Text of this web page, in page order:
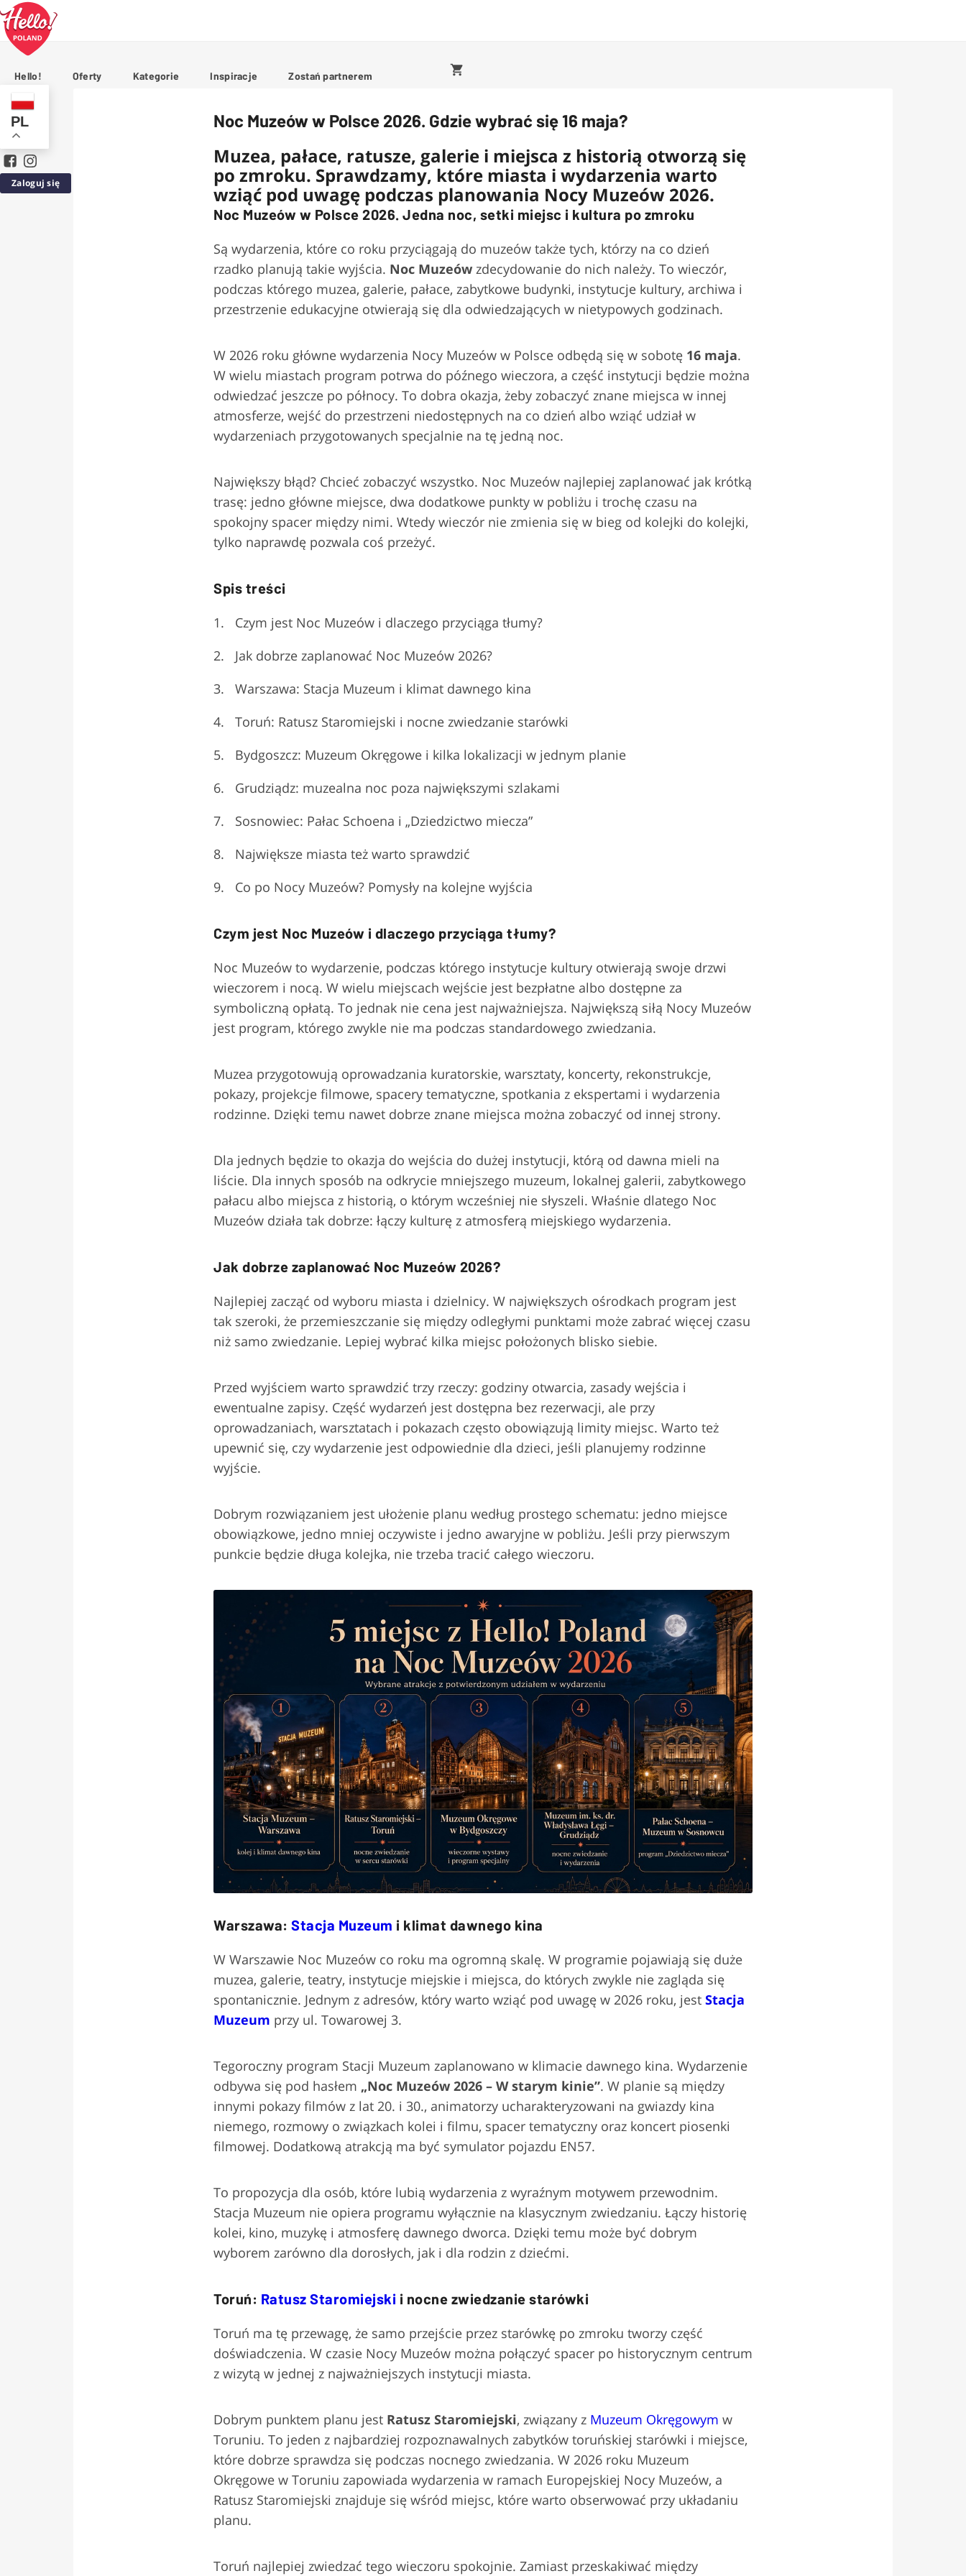
Hello! Oferty Kategorie Inspiracje Zostań partnerem
PL
Zaloguj się
Noc Muzeów w Polsce 2026. Gdzie wybrać się 16 maja?
Muzea, pałace, ratusze, galerie i miejsca z historią otworzą się
po zmroku. Sprawdzamy, które miasta i wydarzenia warto
wziąć pod uwagę podczas planowania Nocy Muzeów 2026.
Noc Muzeów w Polsce 2026. Jedna noc, setki miejsc i kultura po zmroku
Są wydarzenia, które co roku przyciągają do muzeów także tych, którzy na co dzień
rzadko planują takie wyjścia. Noc Muzeów zdecydowanie do nich należy. To wieczór,
podczas którego muzea, galerie, pałace, zabytkowe budynki, instytucje kultury, archiwa i
przestrzenie edukacyjne otwierają się dla odwiedzających w nietypowych godzinach.
W 2026 roku główne wydarzenia Nocy Muzeów w Polsce odbędą się w sobotę 16 maja.
W wielu miastach program potrwa do późnego wieczora, a część instytucji będzie można
odwiedzać jeszcze po północy. To dobra okazja, żeby zobaczyć znane miejsca w innej
atmosferze, wejść do przestrzeni niedostępnych na co dzień albo wziąć udział w
wydarzeniach przygotowanych specjalnie na tę jedną noc.
Największy błąd? Chcieć zobaczyć wszystko. Noc Muzeów najlepiej zaplanować jak krótką
trasę: jedno główne miejsce, dwa dodatkowe punkty w pobliżu i trochę czasu na
spokojny spacer między nimi. Wtedy wieczór nie zmienia się w bieg od kolejki do kolejki,
tylko naprawdę pozwala coś przeżyć.
Spis treści
Czym jest Noc Muzeów i dlaczego przyciąga tłumy?
Jak dobrze zaplanować Noc Muzeów 2026?
Warszawa: Stacja Muzeum i klimat dawnego kina
Toruń: Ratusz Staromiejski i nocne zwiedzanie starówki
Bydgoszcz: Muzeum Okręgowe i kilka lokalizacji w jednym planie
Grudziądz: muzealna noc poza największymi szlakami
Sosnowiec: Pałac Schoena i „Dziedzictwo miecza”
Największe miasta też warto sprawdzić
Co po Nocy Muzeów? Pomysły na kolejne wyjścia
Czym jest Noc Muzeów i dlaczego przyciąga tłumy?
Noc Muzeów to wydarzenie, podczas którego instytucje kultury otwierają swoje drzwi
wieczorem i nocą. W wielu miejscach wejście jest bezpłatne albo dostępne za
symboliczną opłatą. To jednak nie cena jest najważniejsza. Największą siłą Nocy Muzeów
jest program, którego zwykle nie ma podczas standardowego zwiedzania.
Muzea przygotowują oprowadzania kuratorskie, warsztaty, koncerty, rekonstrukcje,
pokazy, projekcje filmowe, spacery tematyczne, spotkania z ekspertami i wydarzenia
rodzinne. Dzięki temu nawet dobrze znane miejsca można zobaczyć od innej strony.
Dla jednych będzie to okazja do wejścia do dużej instytucji, którą od dawna mieli na
liście. Dla innych sposób na odkrycie mniejszego muzeum, lokalnej galerii, zabytkowego
pałacu albo miejsca z historią, o którym wcześniej nie słyszeli. Właśnie dlatego Noc
Muzeów działa tak dobrze: łączy kulturę z atmosferą miejskiego wydarzenia.
Jak dobrze zaplanować Noc Muzeów 2026?
Najlepiej zacząć od wyboru miasta i dzielnicy. W największych ośrodkach program jest
tak szeroki, że przemieszczanie się między odległymi punktami może zabrać więcej czasu
niż samo zwiedzanie. Lepiej wybrać kilka miejsc położonych blisko siebie.
Przed wyjściem warto sprawdzić trzy rzeczy: godziny otwarcia, zasady wejścia i
ewentualne zapisy. Część wydarzeń jest dostępna bez rezerwacji, ale przy
oprowadzaniach, warsztatach i pokazach często obowiązują limity miejsc. Warto też
upewnić się, czy wydarzenie jest odpowiednie dla dzieci, jeśli planujemy rodzinne
wyjście.
Dobrym rozwiązaniem jest ułożenie planu według prostego schematu: jedno miejsce
obowiązkowe, jedno mniej oczywiste i jedno awaryjne w pobliżu. Jeśli przy pierwszym
punkcie będzie długa kolejka, nie trzeba tracić całego wieczoru.
Warszawa: Stacja Muzeum i klimat dawnego kina
W Warszawie Noc Muzeów co roku ma ogromną skalę. W programie pojawiają się duże
muzea, galerie, teatry, instytucje miejskie i miejsca, do których zwykle nie zagląda się
spontanicznie. Jednym z adresów, który warto wziąć pod uwagę w 2026 roku, jest Stacja
Muzeum przy ul. Towarowej 3.
Tegoroczny program Stacji Muzeum zaplanowano w klimacie dawnego kina. Wydarzenie
odbywa się pod hasłem „Noc Muzeów 2026 – W starym kinie”. W planie są między
innymi pokazy filmów z lat 20. i 30., animatorzy ucharakteryzowani na gwiazdy kina
niemego, rozmowy o związkach kolei i filmu, spacer tematyczny oraz koncert piosenki
filmowej. Dodatkową atrakcją ma być symulator pojazdu EN57.
To propozycja dla osób, które lubią wydarzenia z wyraźnym motywem przewodnim.
Stacja Muzeum nie opiera programu wyłącznie na klasycznym zwiedzaniu. Łączy historię
kolei, kino, muzykę i atmosferę dawnego dworca. Dzięki temu może być dobrym
wyborem zarówno dla dorosłych, jak i dla rodzin z dziećmi.
Toruń: Ratusz Staromiejski i nocne zwiedzanie starówki
Toruń ma tę przewagę, że samo przejście przez starówkę po zmroku tworzy część
doświadczenia. W czasie Nocy Muzeów można połączyć spacer po historycznym centrum
z wizytą w jednej z najważniejszych instytucji miasta.
Dobrym punktem planu jest Ratusz Staromiejski, związany z Muzeum Okręgowym w
Toruniu. To jeden z najbardziej rozpoznawalnych zabytków toruńskiej starówki i miejsce,
które dobrze sprawdza się podczas nocnego zwiedzania. W 2026 roku Muzeum
Okręgowe w Toruniu zapowiada wydarzenia w ramach Europejskiej Nocy Muzeów, a
Ratusz Staromiejski znajduje się wśród miejsc, które warto obserwować przy układaniu
planu.
Toruń najlepiej zwiedzać tego wieczoru spokojnie. Zamiast przeskakiwać między